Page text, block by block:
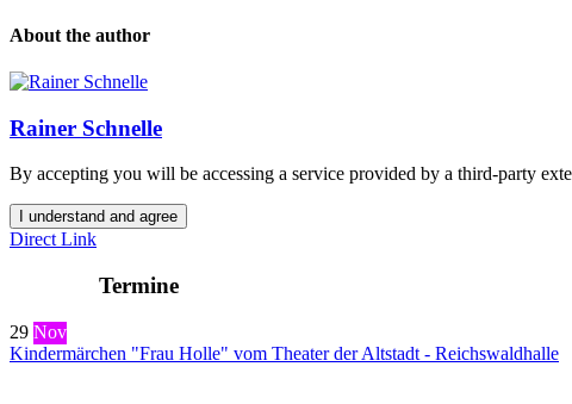
About the author
Rainer Schnelle
By accepting you will be accessing a service provided by a third-party
I understand and agree
Direct Link
Termine
29 Nov
Kindermärchen "Frau Holle" vom Theater der Altstadt - Reichswaldhalle